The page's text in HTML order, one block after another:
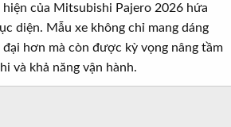
hiện của Mitsubishi Pajero 2026 hứa
diện. Mẫu xe không chỉ mang dáng
đại hơn mà còn được kỳ vọng nâng tầm
và khả năng vận hành.